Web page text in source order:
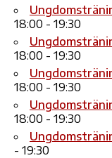
18:00 - 19:30
18:00 - 19:30
18:00 - 19:30
18:00 - 19:30
- 19:30